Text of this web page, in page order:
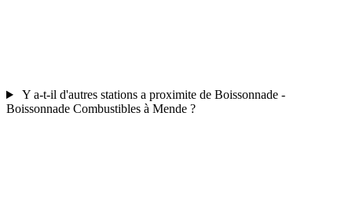
Y a-t-il d'autres stations a proximite de Boissonnade -
Boissonnade Combustibles à Mende ?